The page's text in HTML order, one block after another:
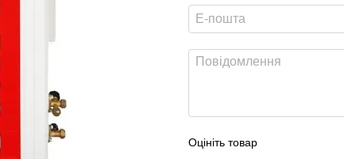
Оцініть товар